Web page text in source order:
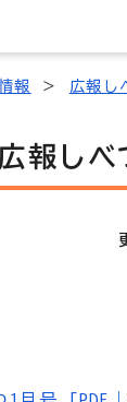
報 広報し
報しべ